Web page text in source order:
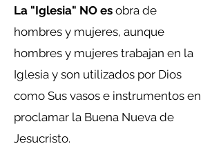
La "Iglesia" NO es obra de
hombres y mujeres, aunque
hombres y mujeres trabajan en la
Iglesia y son utilizados por Dios
como Sus vasos e instrumentos en
proclamar la Buena Nueva de
Jesucristo.